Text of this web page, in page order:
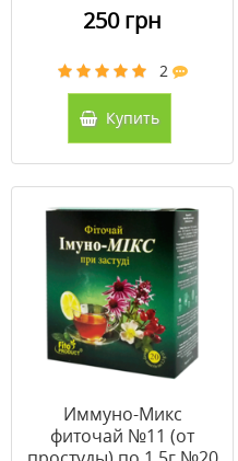
250 грн
2
Купить
Иммуно-Микс
фиточай №11 (от